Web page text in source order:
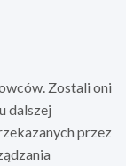
Zostali oni
dalszej
przez